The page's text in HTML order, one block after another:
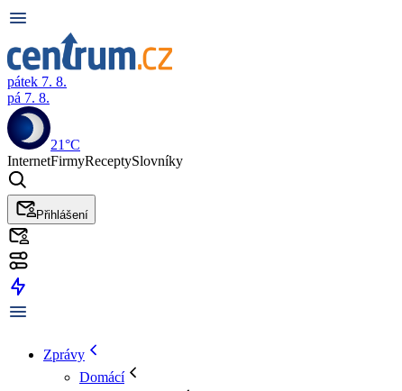
pátek 7. 8.
pá 7. 8.
21°C
InternetFirmyReceptySlovníky
Přihlášení
Zprávy
Domácí